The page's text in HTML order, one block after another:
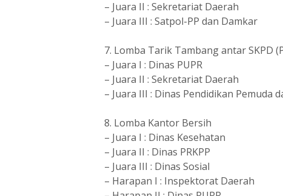
– Juara II : Sekretariat Daerah
– Juara III : Satpol-PP dan Damkar
7. Lomba Tarik Tambang antar SKPD
– Juara I : Dinas PUPR
– Juara II : Sekretariat Daerah
– Juara III : Dinas Pendidikan Pemuda
8. Lomba Kantor Bersih
– Juara I : Dinas Kesehatan
– Juara II : Dinas PRKPP
– Juara III : Dinas Sosial
– Harapan I : Inspektorat Daerah